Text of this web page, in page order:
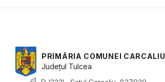
PRIMĂRIA COMUNEI CARCALIU
Județul Tulcea